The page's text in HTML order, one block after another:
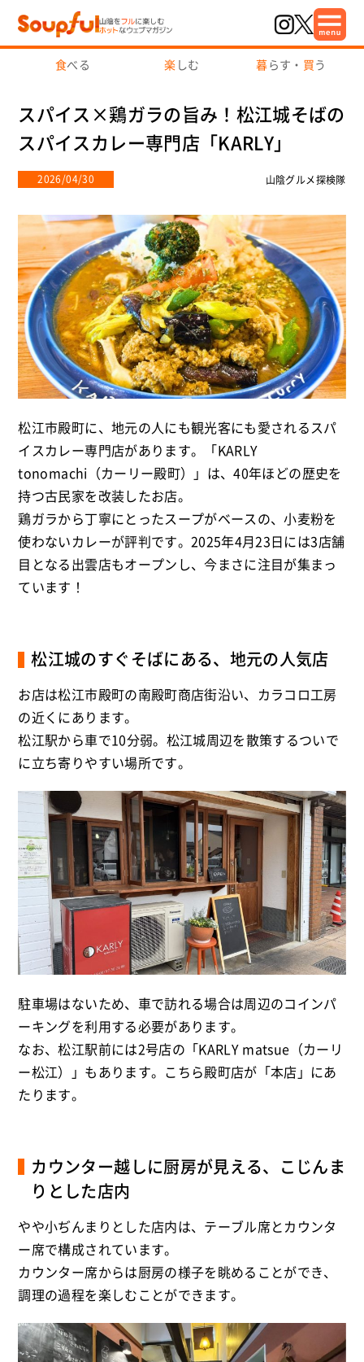
食べる 楽 しむ 暮らす・ 買う
スパイス×鶏ガラの旨み！松江城そばの
スパイスカレー専門店「KARLY」
2026/04/30 山陰グルメ探検隊
松江市殿町に、地元の人にも観光客にも愛されるスパ
イスカレー専門店があります。「KARLY
tonomachi（カーリー殿町）」は、40年ほどの歴史を
持つ古民家を改装したお店。
鶏ガラから丁寧にとったスープがベースの、小麦粉を
使わないカレーが評判です。2025年4月23日には3店舗
目となる出雲店もオープンし、今まさに注目が集まっ
ています！
松江城のすぐそばにある、地元の人気店
お店は松江市殿町の南殿町商店街沿い、カラコロ工房
の近くにあります。
松江駅から車で10分弱。松江城周辺を散策するついで
に立ち寄りやすい場所です。
駐車場はないため、車で訪れる場合は周辺のコインパ
ーキングを利用する必要があります。
なお、松江駅前には2号店の「KARLY matsue（カーリ
ー松江）」もあります。こちら殿町店が「本店」にあ
たります。
カウンター越しに厨房が見える、こじんま
りとした店内
やや小ぢんまりとした店内は、テーブル席とカウンタ
ー席で構成されています。
カウンター席からは厨房の様子を眺めることができ、
調理の過程を楽しむことができます。